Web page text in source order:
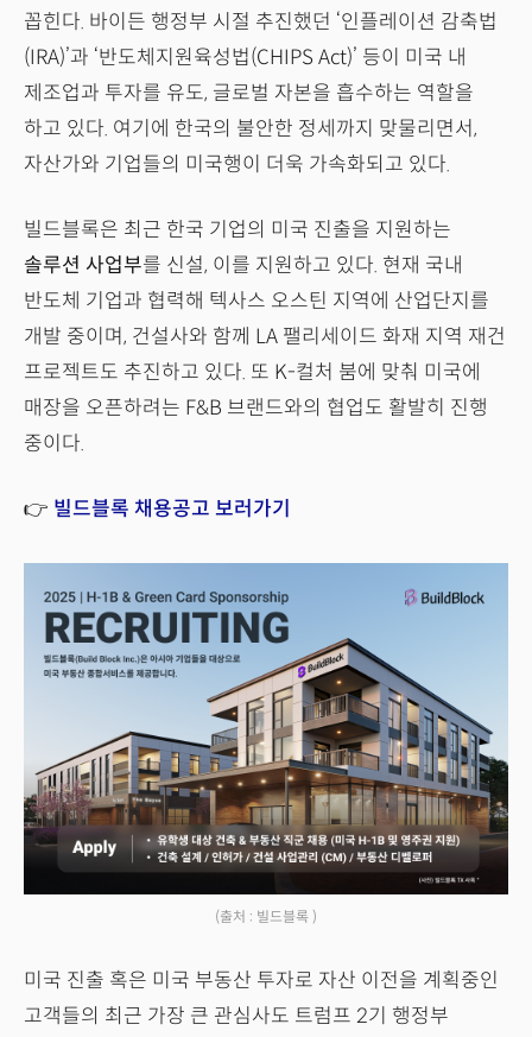
꼽힌다. 바이든 행정부 시절 추진했던 ‘인플레이션 감축법
(IRA)’과 ‘반도체지원육성법(CHIPS Act)’ 등이 미국 내
제조업과 투자를 유도, 글로벌 자본을 흡수하는 역할을
하고 있다. 여기에 한국의 불안한 정세까지 맞물리면서,
자산가와 기업들의 미국행이 더욱 가속화되고 있다.
빌드블록은 최근 한국 기업의 미국 진출을 지원하는
솔루션 사업부를 신설, 이를 지원하고 있다. 현재 국내
반도체 기업과 협력해 텍사스 오스틴 지역에 산업단지를
개발 중이며, 건설사와 함께 LA 팰리세이드 화재 지역 재건
프로젝트도 추진하고 있다. 또 K-컬처 붐에 맞춰 미국에
매장을 오픈하려는 F&B 브랜드와의 협업도 활발히 진행
중이다.
👉 빌드블록 채용공고 보러가기
(출처 : 빌드블록 )
미국 진출 혹은 미국 부동산 투자로 자산 이전을 계획중인
고객들의 최근 가장 큰 관심사도 트럼프 2기 행정부